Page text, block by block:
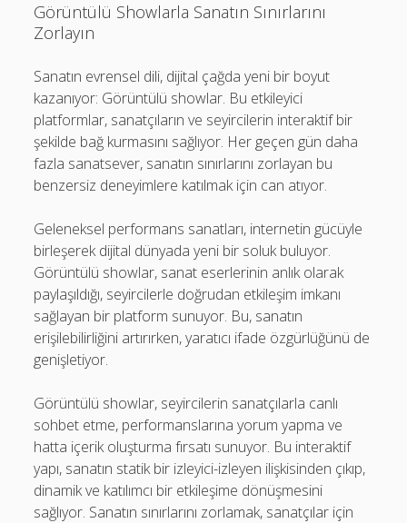
Görüntülü Showlarla Sanatın Sınırlarını
Zorlayın
Sanatın evrensel dili, dijital çağda yeni bir boyut
kazanıyor: Görüntülü showlar. Bu etkileyici
platformlar, sanatçıların ve seyircilerin interaktif bir
şekilde bağ kurmasını sağlıyor. Her geçen gün daha
fazla sanatsever, sanatın sınırlarını zorlayan bu
benzersiz deneyimlere katılmak için can atıyor.
Geleneksel performans sanatları, internetin gücüyle
birleşerek dijital dünyada yeni bir soluk buluyor.
Görüntülü showlar, sanat eserlerinin anlık olarak
paylaşıldığı, seyircilerle doğrudan etkileşim imkanı
sağlayan bir platform sunuyor. Bu, sanatın
erişilebilirliğini artırırken, yaratıcı ifade özgürlüğünü de
genişletiyor.
Görüntülü showlar, seyircilerin sanatçılarla canlı
sohbet etme, performanslarına yorum yapma ve
hatta içerik oluşturma fırsatı sunuyor. Bu interaktif
yapı, sanatın statik bir izleyici-izleyen ilişkisinden çıkıp,
dinamik ve katılımcı bir etkileşime dönüşmesini
sağlıyor. Sanatın sınırlarını zorlamak, sanatçılar için